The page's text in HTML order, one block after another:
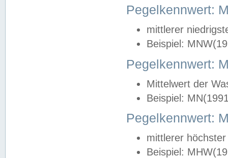
Pegelkennwert:
mittlerer
Beispiel:
Pegelkennwert:
Mittelwert der
Beispiel:
Pegelkennwert:
mittlerer
Beispiel: